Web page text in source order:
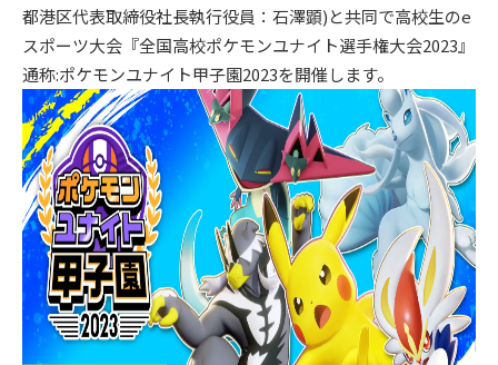
都港区代表取締役社長執行役員：石澤顕)と共同で高校生のe
スポーツ大会『全国高校ポケモンユナイト選手権大会2023』
通称:ポケモンユナイト甲子園2023を開催します。